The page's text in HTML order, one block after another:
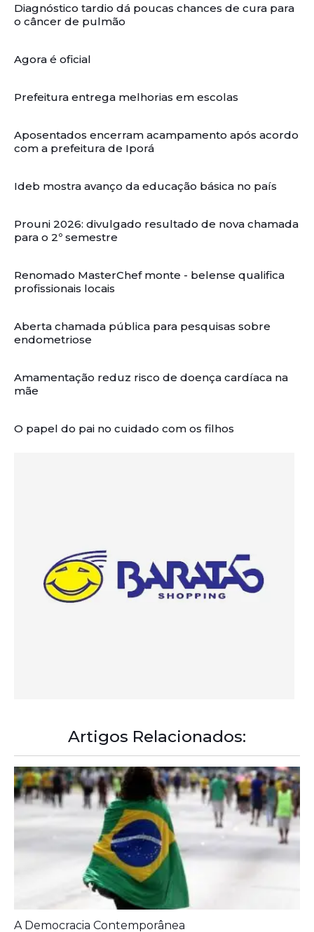
Diagnóstico tardio dá poucas chances de cura para
o câncer de pulmão
Agora é oficial
Prefeitura entrega melhorias em escolas
Aposentados encerram acampamento após acordo
com a prefeitura de Iporá
Ideb mostra avanço da educação básica no país
Prouni 2026: divulgado resultado de nova chamada
para o 2º semestre
Renomado MasterChef monte - belense qualifica
profissionais locais
Aberta chamada pública para pesquisas sobre
endometriose
Amamentação reduz risco de doença cardíaca na
mãe
O papel do pai no cuidado com os filhos
Artigos Relacionados:
A Democracia Contemporânea
Diagnóstico tardio dá poucas chances de cura para